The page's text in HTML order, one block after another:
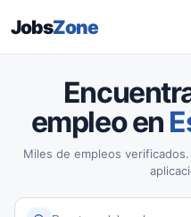
JobsZone
empleo en
Miles de empleos